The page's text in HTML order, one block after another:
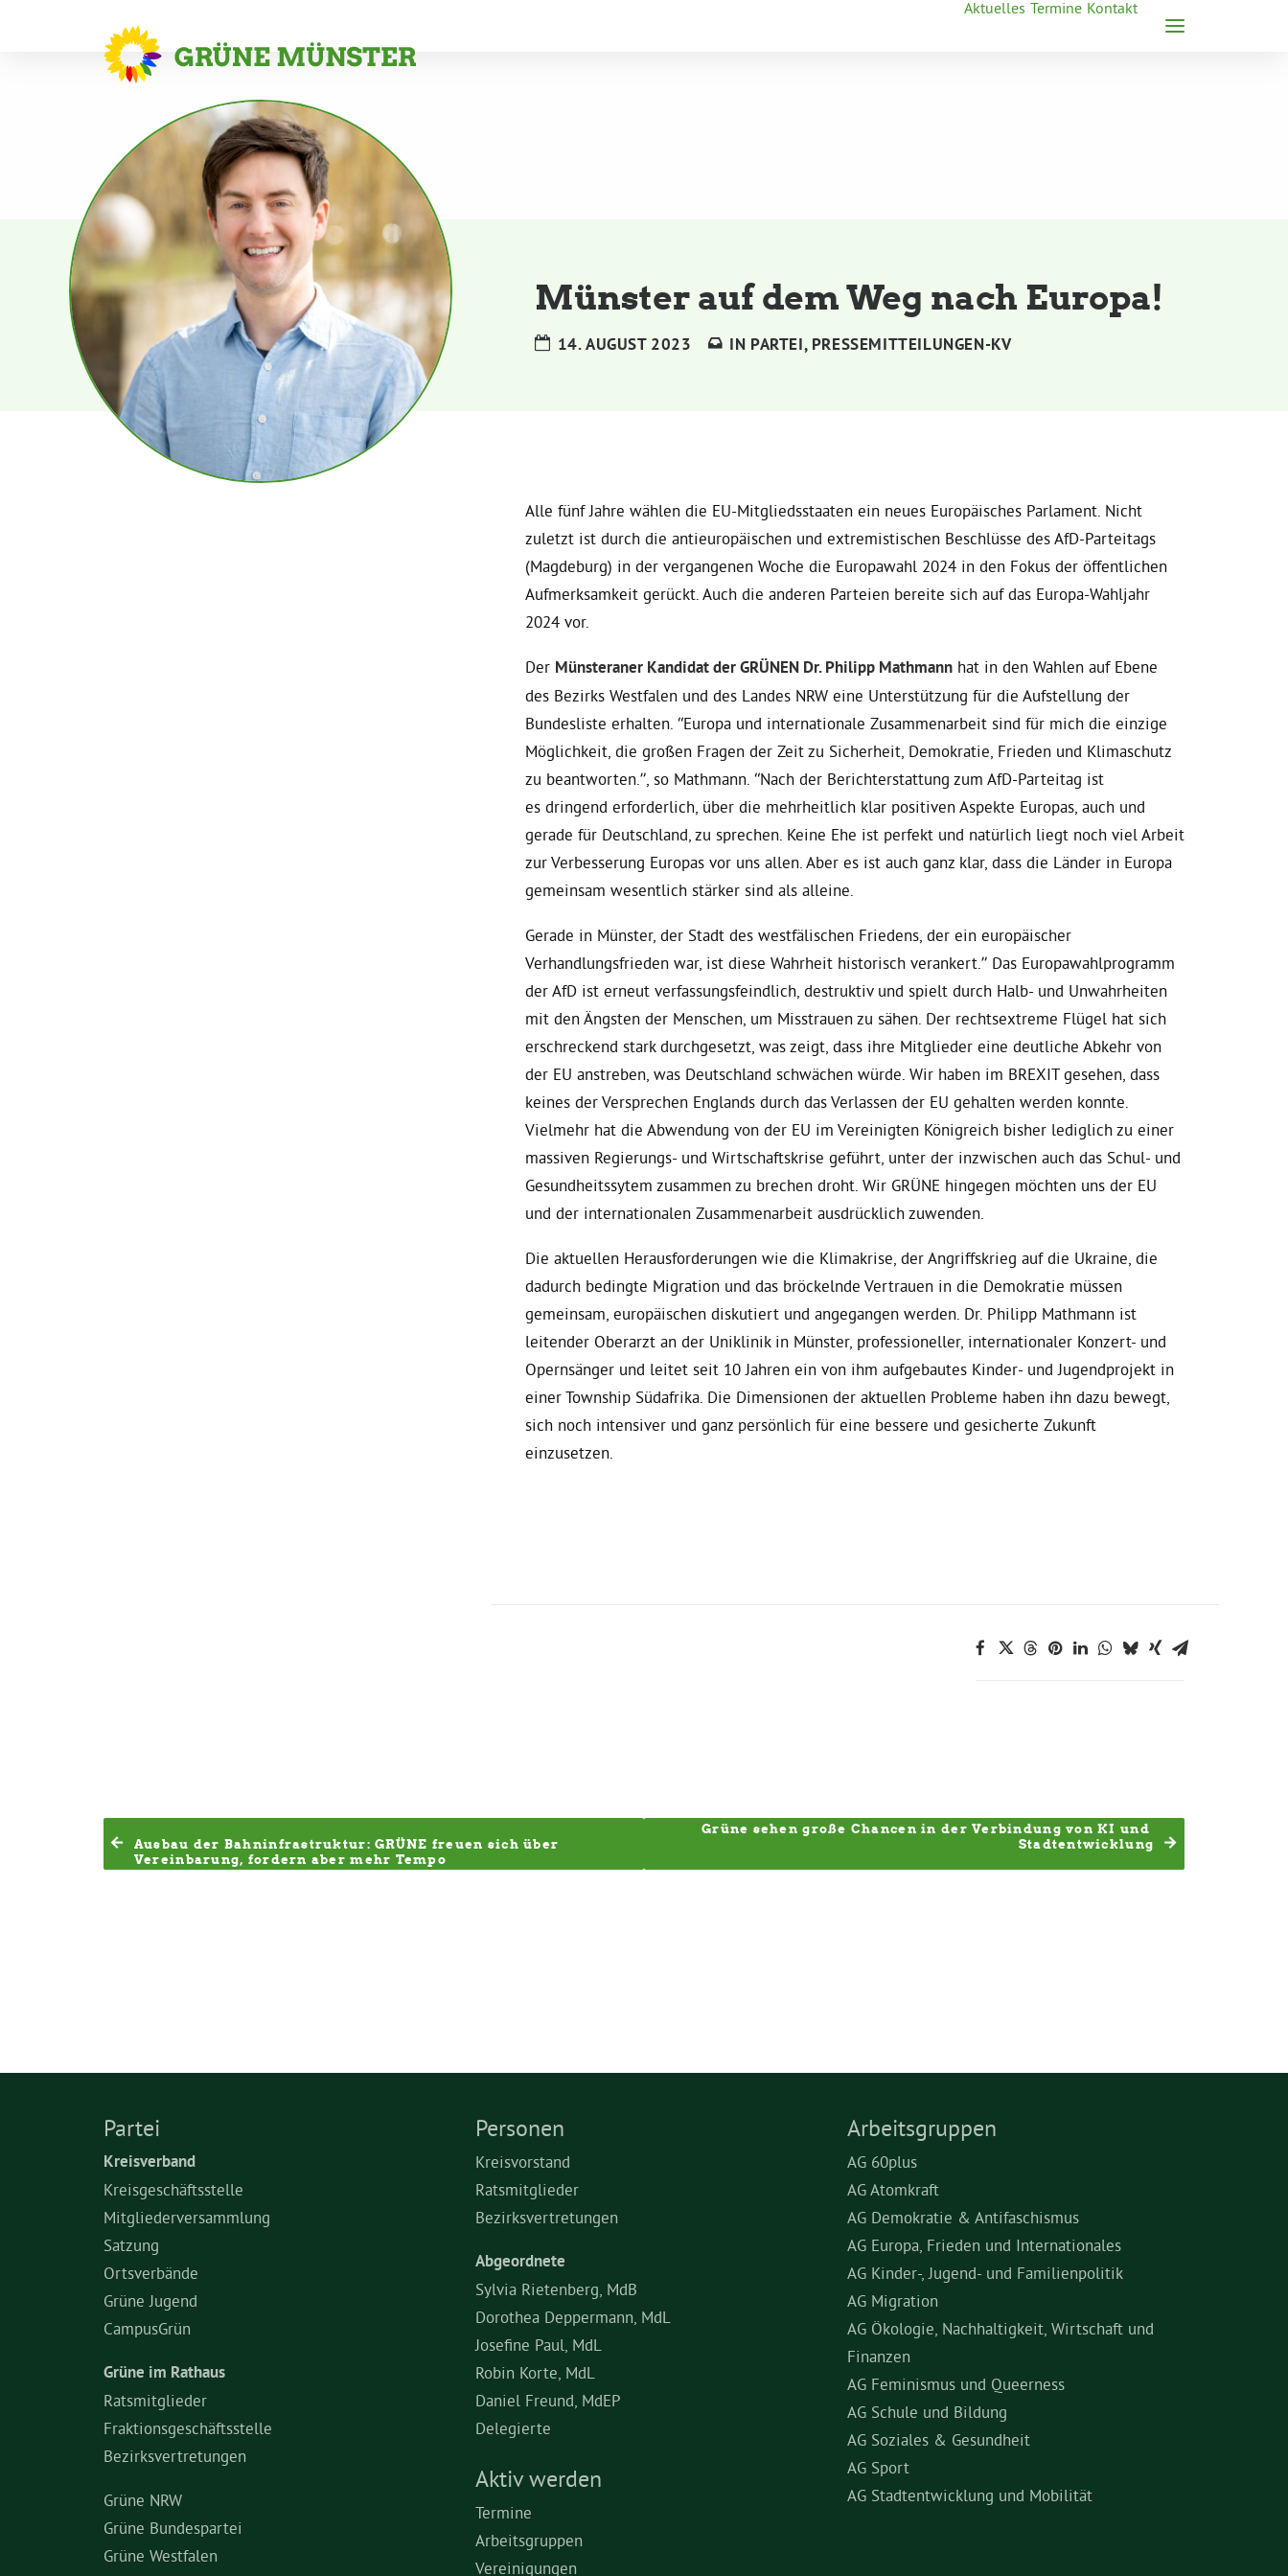
Aktuelles Termine Kontakt
Münster auf dem Weg nach Europa!
14. AUGUST 2023 IN PARTEI, PRESSEMITTEILUNGEN-KV
Alle fünf Jahre wählen die EU-Mitgliedsstaaten ein neues Europäisches Parlament. Nicht
zuletzt ist durch die antieuropäischen und extremistischen Beschlüsse des AfD-Parteitags
(Magdeburg) in der vergangenen Woche die Europawahl 2024 in den Fokus der öffentlichen
Aufmerksamkeit gerückt. Auch die anderen Parteien bereite sich auf das Europa-Wahljahr
2024 vor.
Der Münsteraner Kandidat der GRÜNEN Dr. Philipp Mathmann hat in den Wahlen auf Ebene
des Bezirks Westfalen und des Landes NRW eine Unterstützung für die Aufstellung der
Bundesliste erhalten. “Europa und internationale Zusammenarbeit sind für mich die einzige
Möglichkeit, die großen Fragen der Zeit zu Sicherheit, Demokratie, Frieden und Klimaschutz
zu beantworten.”, so Mathmann. “Nach der Berichterstattung zum AfD-Parteitag ist
es dringend erforderlich, über die mehrheitlich klar positiven Aspekte Europas, auch und
gerade für Deutschland, zu sprechen. Keine Ehe ist perfekt und natürlich liegt noch viel Arbeit
zur Verbesserung Europas vor uns allen. Aber es ist auch ganz klar, dass die Länder in Europa
gemeinsam wesentlich stärker sind als alleine.
Gerade in Münster, der Stadt des westfälischen Friedens, der ein europäischer
Verhandlungsfrieden war, ist diese Wahrheit historisch verankert.” Das Europawahlprogramm
der AfD ist erneut verfassungsfeindlich, destruktiv und spielt durch Halb- und Unwahrheiten
mit den Ängsten der Menschen, um Misstrauen zu sähen. Der rechtsextreme Flügel hat sich
erschreckend stark durchgesetzt, was zeigt, dass ihre Mitglieder eine deutliche Abkehr von
der EU anstreben, was Deutschland schwächen würde. Wir haben im BREXIT gesehen, dass
keines der Versprechen Englands durch das Verlassen der EU gehalten werden konnte.
Vielmehr hat die Abwendung von der EU im Vereinigten Königreich bisher lediglich zu einer
massiven Regierungs- und Wirtschaftskrise geführt, unter der inzwischen auch das Schul- und
Gesundheitssytem zusammen zu brechen droht. Wir GRÜNE hingegen möchten uns der EU
und der internationalen Zusammenarbeit ausdrücklich zuwenden.
Die aktuellen Herausforderungen wie die Klimakrise, der Angriffskrieg auf die Ukraine, die
dadurch bedingte Migration und das bröckelnde Vertrauen in die Demokratie müssen
gemeinsam, europäischen diskutiert und angegangen werden. Dr. Philipp Mathmann ist
leitender Oberarzt an der Uniklinik in Münster, professioneller, internationaler Konzert- und
Opernsänger und leitet seit 10 Jahren ein von ihm aufgebautes Kinder- und Jugendprojekt in
einer Township Südafrika. Die Dimensionen der aktuellen Probleme haben ihn dazu bewegt,
sich noch intensiver und ganz persönlich für eine bessere und gesicherte Zukunft
einzusetzen.
Ausbau der Bahninfrastruktur: GRÜNE freuen sich über
Vereinbarung, fordern aber mehr Tempo
Grüne sehen große Chancen in der Verbindung von KI und
Stadtentwicklung
Partei
Kreisverband
Kreisgeschäftsstelle
Mitgliederversammlung
Satzung
Ortsverbände
Grüne Jugend
CampusGrün
Grüne im Rathaus
Ratsmitglieder
Fraktionsgeschäftsstelle
Bezirksvertretungen
Grüne NRW
Grüne Bundespartei
Grüne Westfalen
Personen
Kreisvorstand
Ratsmitglieder
Bezirksvertretungen
Abgeordnete
Sylvia Rietenberg, MdB
Dorothea Deppermann, MdL
Josefine Paul, MdL
Robin Korte, MdL
Daniel Freund, MdEP
Delegierte
Aktiv werden
Termine
Arbeitsgruppen
Vereinigungen
Arbeitsgruppen
AG 60plus
AG Atomkraft
AG Demokratie & Antifaschismus
AG Europa, Frieden und Internationales
AG Kinder-, Jugend- und Familienpolitik
AG Migration
AG Ökologie, Nachhaltigkeit, Wirtschaft und
Finanzen
AG Feminismus und Queerness
AG Schule und Bildung
AG Soziales & Gesundheit
AG Sport
AG Stadtentwicklung und Mobilität